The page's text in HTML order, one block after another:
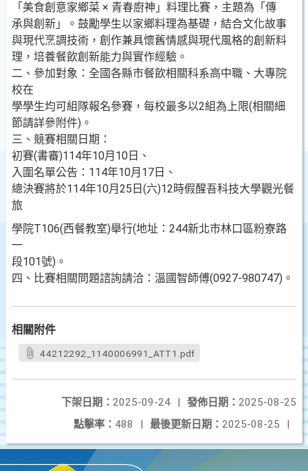
「美食創意家鄉菜 × 青春廚神」料理比賽，主題為「傳
承與創新」。鼓勵學生以家鄉料理為基礎，結合文化故事
與現代烹調技術，創作兼具懷舊情感與現代風格的創新料
理，培養餐飲創新能力與實作經驗。
二、參加對象：全國各縣市餐飲相關科系高中職、大專院
校在
學學生均可組隊報名參賽，每校最多以2組為上限(相關細
節請詳參附件)。
三、競賽相關日期：
初賽(書審)114年10月10日、
入圍名單公告：114年10月17日、
總決賽將於114年10月25日(六)12時假醒吾科技大學觀光餐
旅
學院T106(西餐教室)舉行(地址：244新北市林口區粉寮路
一
段101號)。
四、比賽相關問題諮詢請洽：溫國智師傅(0927-980747)。
相關附件
44212292_1140006991_ATT1.pdf
發佈日期： 2025-08-25
下架日期： 2025-09-24
|
最後更新日期： 2025-08-25 |
點擊率： 488 |